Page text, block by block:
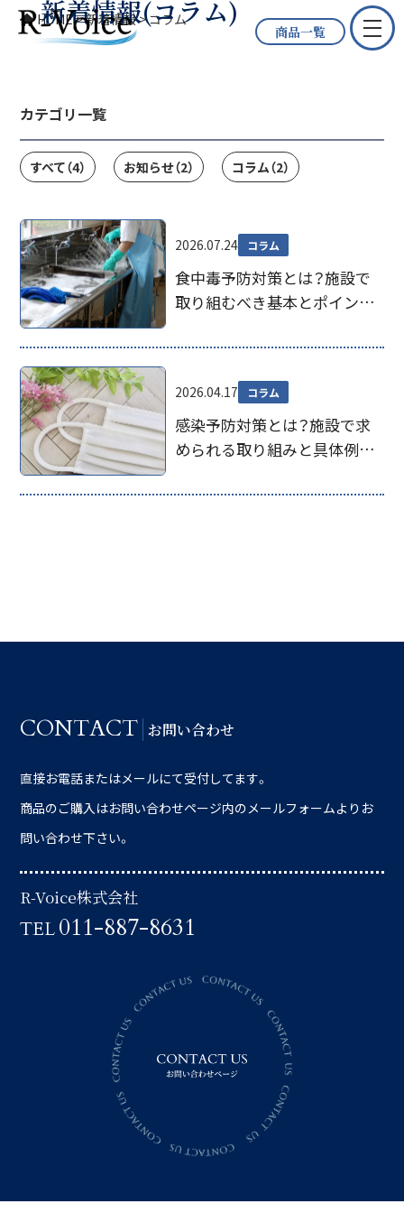
商品一覧
新着情報(コラム)
HOME>新着情報>コラム
カテゴリ一覧
すべて（4） お知らせ（2） コラム（2）
2026.07.24 コラム
食中毒予防対策とは？施設で
取り組むべき基本とポイント
2026.04.17 コラム
感染予防対策とは？施設で求
められる取り組みと具体例を
CONTACT お問い合わせ
直接お電話またはメールにて受付してます。
商品のご購入はお問い合わせページ内のメールフォームよりお
問い合わせ下さい。
R-Voice株式会社
TEL011-887-8631